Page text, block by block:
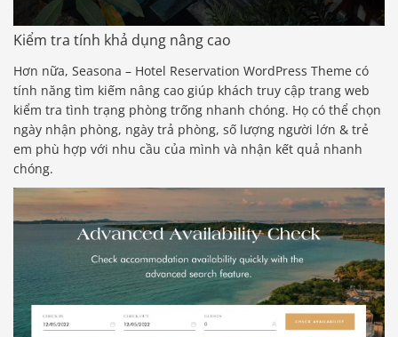
Kiểm tra tính khả dụng nâng cao
Hơn nữa, Seasona – Hotel Reservation WordPress Theme có
tính năng tìm kiếm nâng cao giúp khách truy cập trang web
kiểm tra tình trạng phòng trống nhanh chóng. Họ có thể chọn
ngày nhận phòng, ngày trả phòng, số lượng người lớn & trẻ
em phù hợp với nhu cầu của mình và nhận kết quả nhanh
chóng.